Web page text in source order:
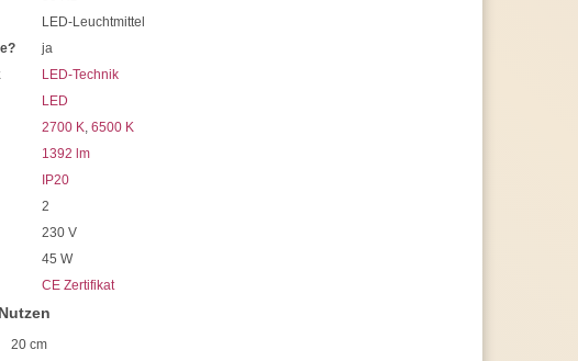
LED-Leuchtmittel
ja
LED-Technik
LED
2700 K, 6500 K
1392 lm
IP20
2
230 V
45 W
CE Zertifikat
20 cm